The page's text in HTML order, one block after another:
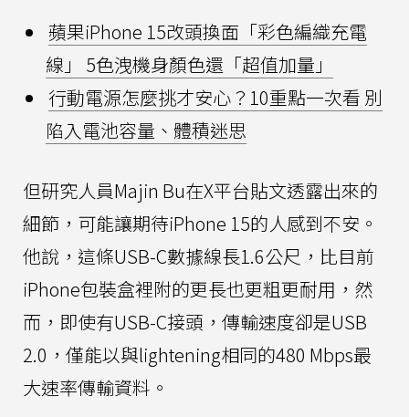
蘋果iPhone 15改頭換面「彩色編織充電
線」 5色洩機身顏色還「超值加量」
行動電源怎麼挑才安心？10重點一次看 別
陷入電池容量、體積迷思
但研究人員Majin Bu在X平台貼文透露出來的
細節，可能讓期待iPhone 15的人感到不安。
他說，這條USB-C數據線長1.6公尺，比目前
iPhone包裝盒裡附的更長也更粗更耐用，然
而，即使有USB-C接頭，傳輸速度卻是USB
2.0，僅能以與lightening相同的480 Mbps最
大速率傳輸資料。